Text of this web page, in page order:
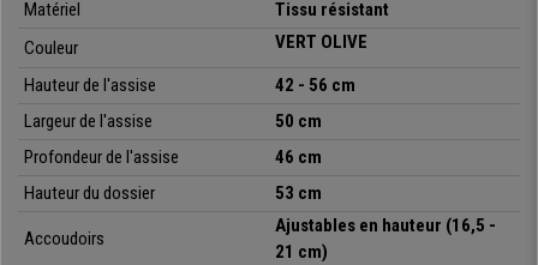
• Mécanisme d’inclinaison à contact permanent
• Accoudoirs réglables en hauteur
• Grand rembourrage pour un meilleur confort
Matériel
Tissu résistant
Couleur
VERT OLIVE
Hauteur de l'assise
42 - 56 cm
Largeur de l'assise
50 cm
Profondeur de l'assise
46 cm
Hauteur du dossier
53 cm
Accoudoirs
Ajustables en hauteur (16,5 -
21 cm)